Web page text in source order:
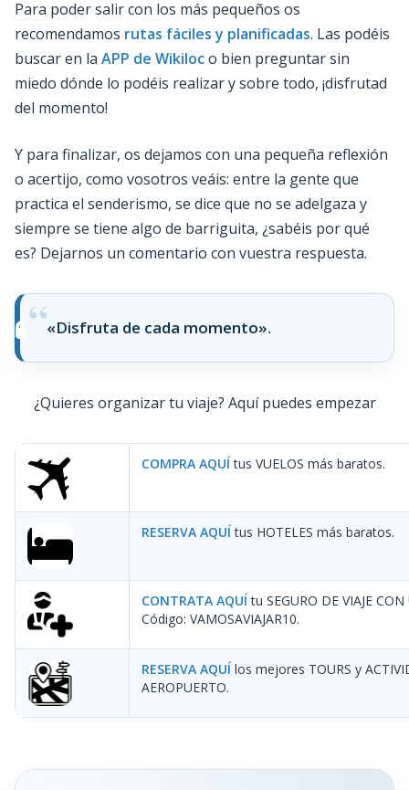
Para poder salir con los más pequeños os
recomendamos rutas fáciles y planificadas. Las podéis
buscar en la APP de Wikiloco bien preguntar sin
miedo dónde lo podéis realizar y sobre todo, ¡disfrutad
del momento!
Y para finalizar, os dejamos con una pequeña reflexión
o acertijo, como vosotros veáis: entre la gente que
practica el senderismo, se dice que no se adelgaza y
siempre se tiene algo de barriguita, ¿sabéis por qué
es? Dejarnos un comentario con vuestra respuesta.
«Disfruta de cada momento».
¿Quieres organizar tu viaje? Aquí puedes empezar
COMPRA AQUÍtus VUELOS más baratos.
RESERVA AQUÍtus HOTELES más baratos.
CONTRATA AQUÍtu SEGURO DE VIAJE
Código: VAMOSAVIAJAR10.
RESERVA AQUÍ los mejores TOURS y
AEROPUERTO.